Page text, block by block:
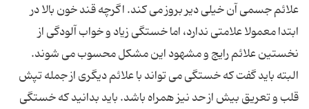
علائم جسمی آن خیلی دیر بروز می کند. اگرچه قند خون بالا در
ابتدا معمولا علامتی ندارد، اما خستگی زیاد و خواب آلودگی از
البته باید گفت که خستگی می تواند با علائم دیگری از جمله تپش
قلب و تعریق بیش از حد نیز همراه باشد. باید بدانید که خستگی